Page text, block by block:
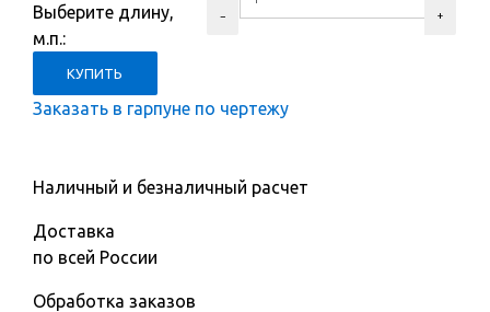
Выберите длину,
м.п.:
Заказать в гарпуне по чертежу
Наличный и безналичный расчет
Доставка
по всей России
Обработка заказов